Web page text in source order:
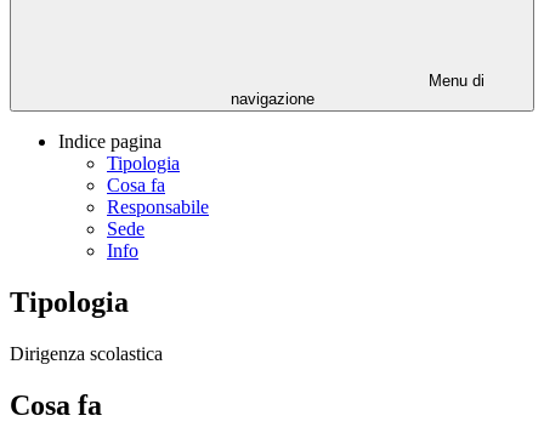
Menu di
navigazione
Indice pagina
Tipologia
Cosa fa
Responsabile
Sede
Info
Tipologia
Dirigenza scolastica
Cosa fa